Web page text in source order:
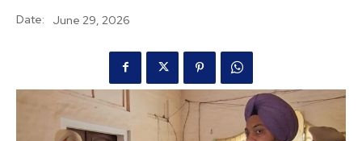
Date: June 29, 2026